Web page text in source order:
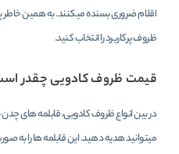
اقلام ضروری بسنده میکنند. به همین
ظروف پرکاربرد را انتخاب کنید.
قیمت ظروف کادویی چقدر
در بین انواع ظروف کادویی، قابلمه های